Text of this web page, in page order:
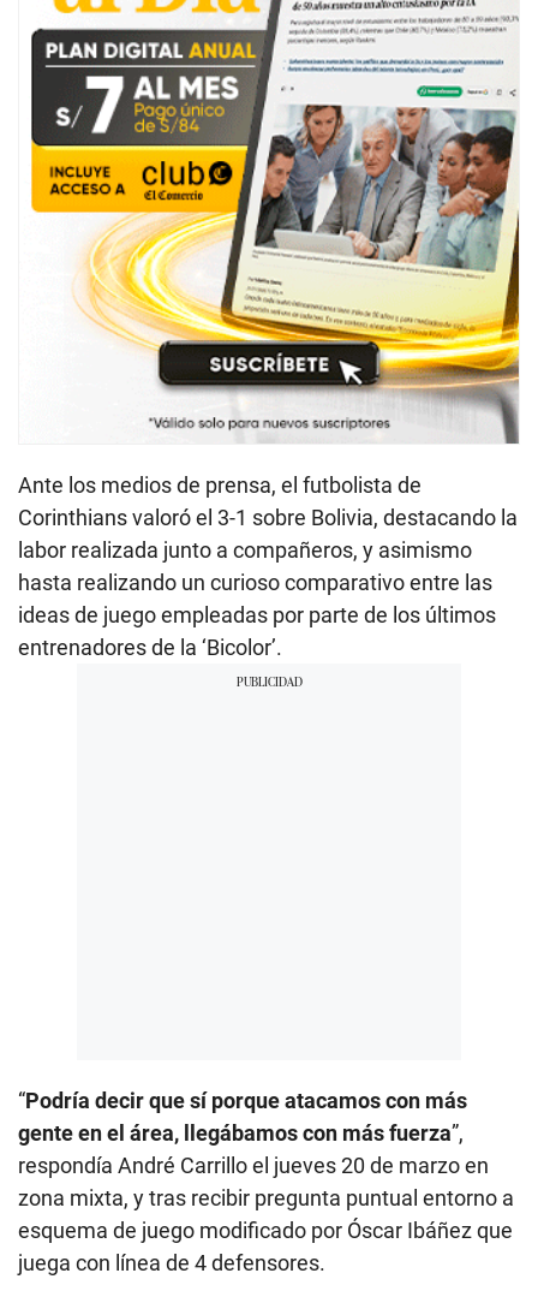
Ante los medios de prensa, el futbolista de
Corinthians valoró el 3-1 sobre Bolivia, destacando la
labor realizada junto a compañeros, y asimismo
hasta realizando un curioso comparativo entre las
ideas de juego empleadas por parte de los últimos
entrenadores de la ‘Bicolor’.
“Podría decir que sí porque atacamos con más
gente en el área, llegábamos con más fuerza”,
respondía André Carrillo el jueves 20 de marzo en
zona mixta, y tras recibir pregunta puntual entorno a
esquema de juego modificado por Óscar Ibáñez que
juega con línea de 4 defensores.